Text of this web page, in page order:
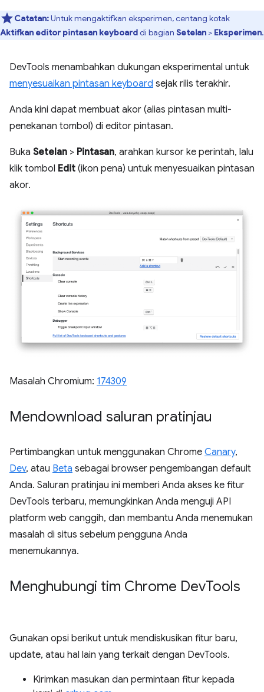
Catatan:Untuk mengaktifkan eksperimen, centang kotak
Aktifkan editor pintasan keyboarddi bagian Setelan > Eksperimen.
DevTools menambahkan dukungan eksperimental untuk
menyesuaikan pintasan keyboard sejak rilis terakhir.
Anda kini dapat membuat akor (alias pintasan multi-
penekanan tombol) di editor pintasan.
Buka Setelan > Pintasan, arahkan kursor ke perintah, lalu
klik tombol Edit (ikon pena) untuk menyesuaikan pintasan
akor.
Masalah Chromium: 174309
Mendownload saluran pratinjau
Pertimbangkan untuk menggunakan Chrome Canary,
Dev, atau Beta sebagai browser pengembangan default
Anda. Saluran pratinjau ini memberi Anda akses ke fitur
DevTools terbaru, memungkinkan Anda menguji API
platform web canggih, dan membantu Anda menemukan
masalah di situs sebelum pengguna Anda
menemukannya.
Menghubungi tim Chrome DevTools
Gunakan opsi berikut untuk mendiskusikan fitur baru,
update, atau hal lain yang terkait dengan DevTools.
Kirimkan masukan dan permintaan fitur kepada